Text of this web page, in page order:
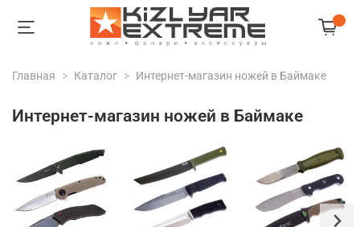
Главная Каталог Интернет-магазин ножей в Баймаке
Интернет-магазин ножей в Баймаке